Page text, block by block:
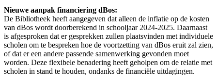
Nieuwe aanpak financiering dBos:
De Bibliotheek heeft aangegeven dat alleen de inflatie op de kosten
van dBos wordt doorberekend in schooljaar 2024-2025. Daarnaast
is afgesproken dat er gesprekken zullen plaatsvinden met individuele
scholen om te bespreken hoe de voortzetting van dBos eruit zal zien,
of dat er een andere passende samenwerking gevonden moet
worden. Deze flexibele benadering heeft geholpen om de relatie met
scholen in stand te houden, ondanks de financiële uitdagingen.